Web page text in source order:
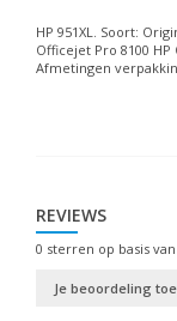
HP 951XL. Soort:
Officejet Pro 8100
Afmetingen
REVIEWS
0 sterren op basis van
Je beoordeling